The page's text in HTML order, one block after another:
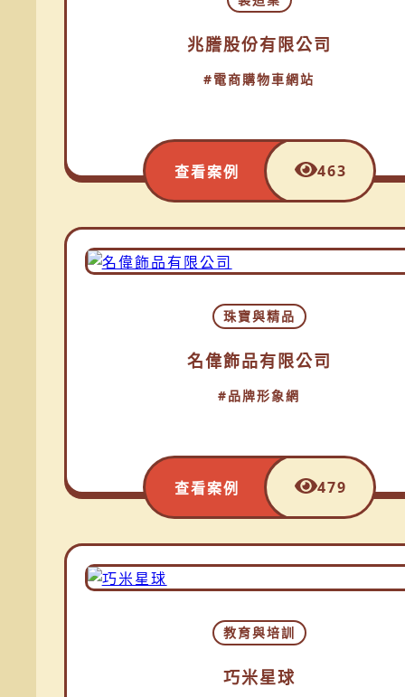
兆謄股份有限公司
#電商購物車網站
查看案例 463
珠寶與精品
名偉飾品有限公司
#品牌形象網
查看案例 479
教育與培訓
巧米星球